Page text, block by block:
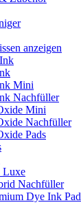
anzeigen
Mini
Nachfüller
Mini
Nachfüller
Pads
Luxe
Nachfüller
Dye Ink Pad